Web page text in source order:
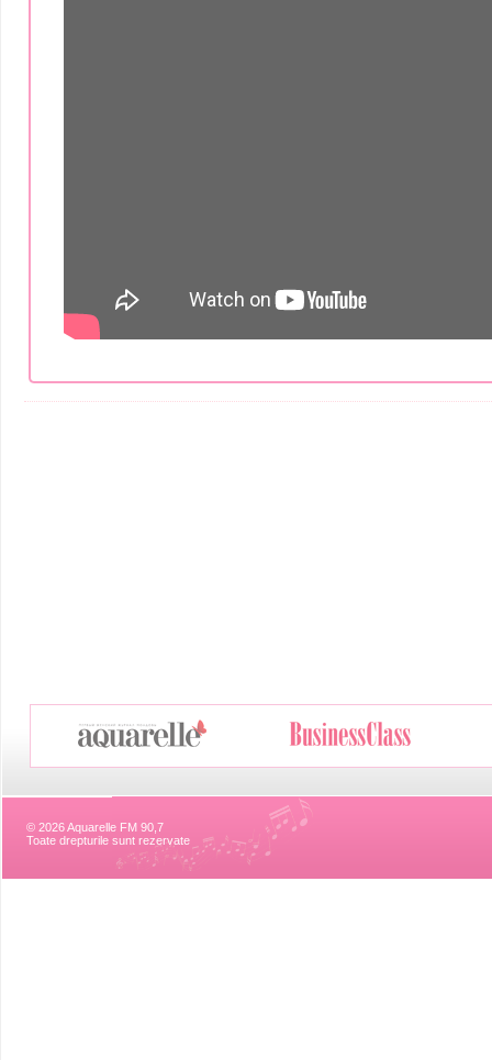
© 2026 Aquarelle FM 90,7
Toate drepturile sunt rezervate